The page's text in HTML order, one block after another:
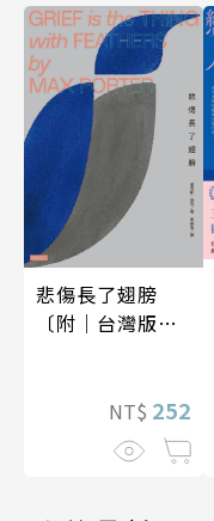
悲傷長了翅膀
〔附｜台灣版獨
NT$ 252